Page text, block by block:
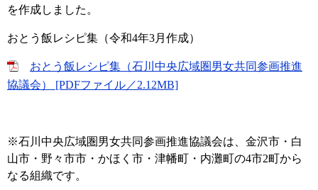
を作成しました。
おとう飯レシピ集（令和4年3月作成）
おとう飯レシピ集（石川中央広域圏男女共同参画推進
協議会） [PDFファイル／2.12MB]
※石川中央広域圏男女共同参画推進協議会は、金沢市・白
山市・野々市市・かほく市・津幡町・内灘町の4市2町から
なる組織です。